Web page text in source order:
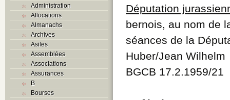
Administration
Allocations
Almanachs
Archives
Asiles
Assemblées
Associations
Assurances
B
Bourses
Députation
bernois, au nom de
séances de la
Huber/Jean Wilhelm
BGCB 17.2.1959/21